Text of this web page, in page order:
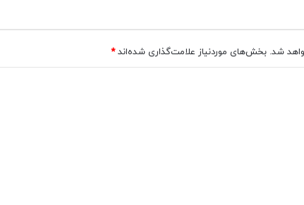
شد. بخش‌های موردنیاز علامت‌گذاری شده‌اند*